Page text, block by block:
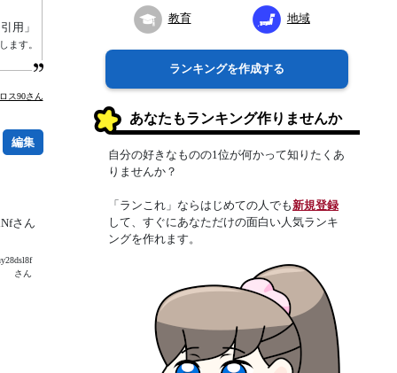
用」
ます。
ス90さん
編集
さん
さん
教育 地域
ランキングを作成する
あなたもランキング作りませんか
自分の好きなものの1位が何かって知りたくあ
りませんか？
「ランこれ」ならはじめての人でも新規登録
して、すぐにあなただけの面白い人気ランキ
ングを作れます。